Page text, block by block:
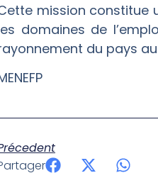
mission constitue
domaines de
du pays